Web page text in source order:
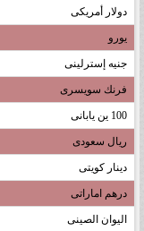
دولار أمريكى
يورو
جنيه إسترلينى
فرنك سويسرى
100 ين يابانى
ريال سعودى
دينار كويتى
درهم اماراتى
اليوان الصينى